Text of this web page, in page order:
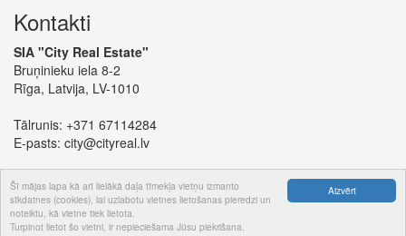
Aizvērt
Šī mājas lapa kā arī lielākā daļa tīmekļa vietņu izmanto
sīkdatnes (cookies), lai uzlabotu vietnes lietošanas pieredzi un
noteiktu, kā vietne tiek lietota.
Turpinot lietot šo vietni, ir nepieciešama Jūsu piekrišana.
Kontakti
SIA "City Real Estate"
Bruņinieku iela 8-2
Rīga, Latvija, LV-1010
Tālrunis: +371 67114284
E-pasts: city@cityreal.lv
© 2024 SIA "City Real Estate"